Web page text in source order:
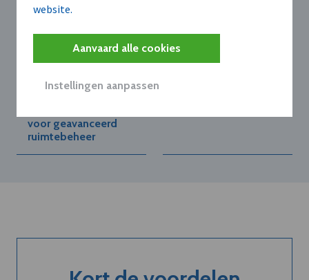
website.
Aanvaard alle cookies
Instellingen aanpassen
Logitech breidt
voor geavanceerd
ruimtebeheer